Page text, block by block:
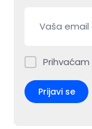
Prihvaćam
Prijavi se